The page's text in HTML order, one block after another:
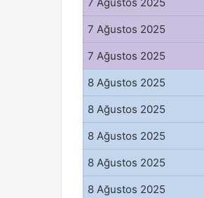
7 Ağustos 2025
7 Ağustos 2025
8 Ağustos 2025
8 Ağustos 2025
8 Ağustos 2025
8 Ağustos 2025
8 Ağustos 2025